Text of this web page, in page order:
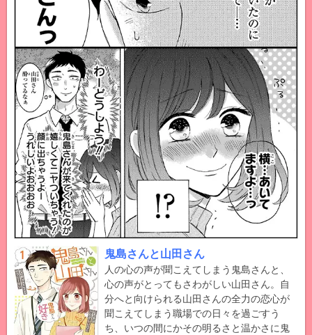
鬼島さんと山田さん
人の心の声が聞こえてしまう鬼島さんと、
心の声がとってもさわがしい山田さん。自
分へと向けられる山田さんの全力の恋心が
聞こえてしまう職場での日々を過ごすう
ち、いつの間にかその明るさと温かさに鬼